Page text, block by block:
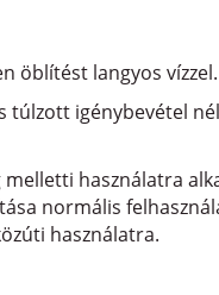
langyos
túlzott igénybevétel
használatra
normális
használatra.